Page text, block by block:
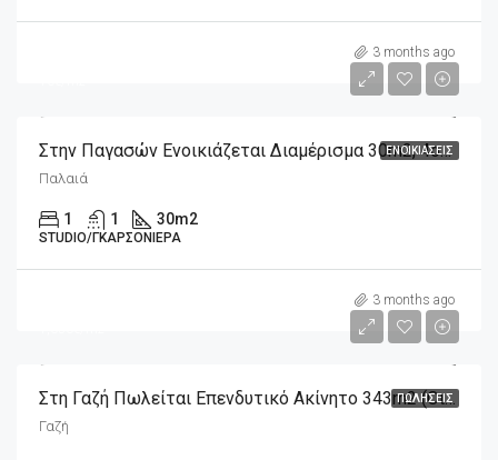
3 months ago
ΕΝΟΙΚΙΆΣΕΙΣ
Στην Παγασών Ενοικιάζεται Διαμέρισμα 30m2, 4ου Ορόφου
Παλαιά
1 1 30m2
STUDIO/ΓΚΑΡΣΟΝΙΈΡΑ
3 months ago
ΠΩΛΉΣΕΙΣ
Στη Γαζή Πωλείται Επενδυτικό Ακίνητο 343m2 (οικόπεδο), Διαμπερές
Γαζή